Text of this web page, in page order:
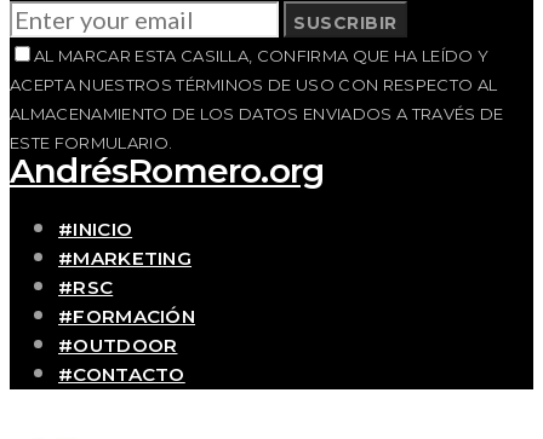
SUSCRIBIR
AL MARCAR ESTA CASILLA, CONFIRMA QUE HA LEÍDO Y
ACEPTA NUESTROS TÉRMINOS DE USO CON RESPECTO AL
ALMACENAMIENTO DE LOS DATOS ENVIADOS A TRAVÉS DE
ESTE FORMULARIO.
AndrésRomero.org
#INICIO
#MARKETING
#RSC
#FORMACIÓN
#OUTDOOR
#CONTACTO